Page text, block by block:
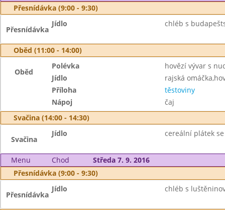
Přesnídávka (9:00 - 9:30)
Přesnídávka
Jídlo chléb s
Oběd (11:00 - 14:00)
Oběd
Polévka
hovězí vývar s
Jídlo
rajská
Příloha
těstoviny
Nápoj
čaj
Svačina (14:00 - 14:30)
Svačina
Jídlo cereální plátek
Menu Chod
Středa 7. 9. 2016
Přesnídávka (9:00 - 9:30)
Přesnídávka
Jídlo chléb s